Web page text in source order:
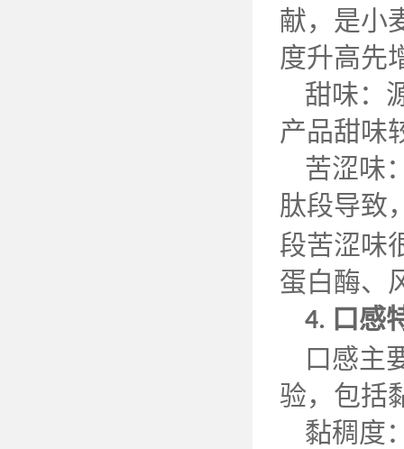
献，是小
度升高先
甜味：
产品甜味
苦涩味
肽段导致
段苦涩味
蛋白酶、
4. 口感
口感主
验，包括
黏稠度